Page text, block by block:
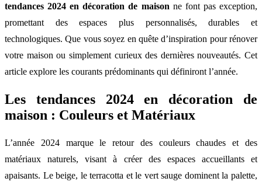
tendances 2024 en décoration de maison ne font pas exception,
promettant des espaces plus personnalisés, durables et
technologiques. Que vous soyez en quête d’inspiration pour rénover
votre maison ou simplement curieux des dernières nouveautés. Cet
article explore les courants prédominants qui définiront l’année.
Les tendances 2024 en décoration de
maison : Couleurs et Matériaux
L’année 2024 marque le retour des couleurs chaudes et des
matériaux naturels, visant à créer des espaces accueillants et
apaisants. Le beige, le terracotta et le vert sauge dominent la palette,